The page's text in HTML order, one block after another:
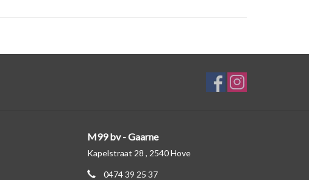
M99 bv - Gaarne
Kapelstraat 28 , 2540 Hove
0474 39 25 37